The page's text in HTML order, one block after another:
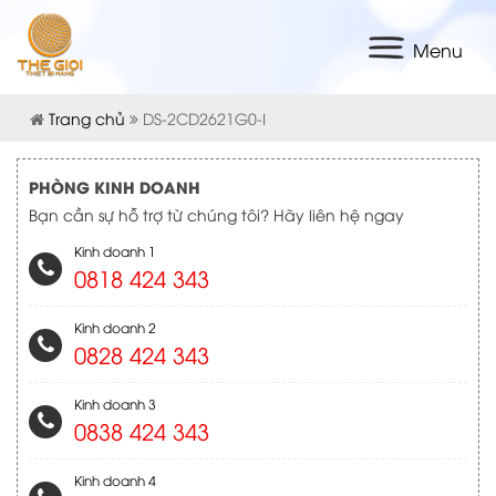
Menu
Trang chủ DS-2CD2621G0-I
PHÒNG KINH DOANH
Bạn cần sự hỗ trợ từ chúng tôi? Hãy liên hệ ngay
Kinh doanh 1
0818 424 343
Kinh doanh 2
0828 424 343
Kinh doanh 3
0838 424 343
Kinh doanh 4